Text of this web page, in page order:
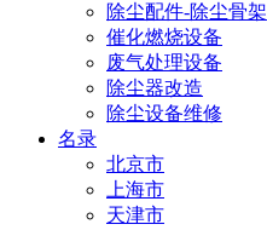
除尘配件-除尘骨架
催化燃烧设备
废气处理设备
除尘器改造
除尘设备维修
名录
北京市
上海市
天津市